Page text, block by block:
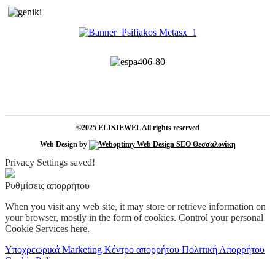
©2025 ELISJEWEL All rights reserved
Web Design by
Privacy Settings saved!
Ρυθμίσεις απορρήτου
When you visit any web site, it may store or retrieve information on
your browser, mostly in the form of cookies. Control your personal
Cookie Services here.
Υποχρεωρικά Marketing Κέντρο απορρήτου Πολιτική Απορρήτου